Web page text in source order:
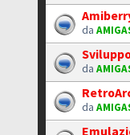
da
da
da